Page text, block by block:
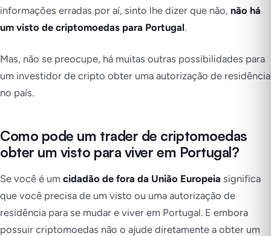
informações erradas por aí, sinto lhe dizer que não, não há
um visto de criptomoedas para Portugal.
Mas, não se preocupe, há muitas outras possibilidades para
um investidor de cripto obter uma autorização de residência
no país.
Como pode um trader de criptomoedas
obter um visto para viver em Portugal?
Se você é um cidadão de fora da União Europeia significa
que você precisa de um visto ou uma autorização de
residência para se mudar e viver em Portugal. E embora
possuir criptomoedas não o ajude diretamente a obter um